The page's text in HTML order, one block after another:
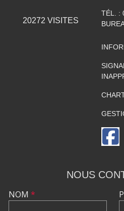
20272 VISITES
TÉL. :
NOUS
NOM *